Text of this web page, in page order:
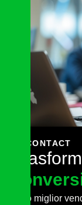
CONTACT
asform
onvers
Il tuo miglior